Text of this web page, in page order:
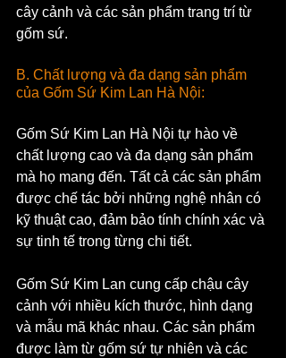
cây cảnh và các sản phẩm trang trí từ
gốm sứ.
B. Chất lượng và đa dạng sản phẩm
của Gốm Sứ Kim Lan Hà Nội:
Gốm Sứ Kim Lan Hà Nội tự hào về
chất lượng cao và đa dạng sản phẩm
mà họ mang đến. Tất cả các sản phẩm
được chế tác bởi những nghệ nhân có
kỹ thuật cao, đảm bảo tính chính xác và
sự tinh tế trong từng chi tiết.
Gốm Sứ Kim Lan cung cấp chậu cây
cảnh với nhiều kích thước, hình dạng
và mẫu mã khác nhau. Các sản phẩm
được làm từ gốm sứ tự nhiên và các